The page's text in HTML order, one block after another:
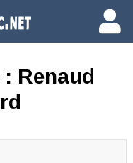
: Renaud